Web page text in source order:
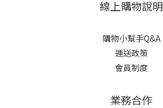
線上購物說明
購物小幫手Q&A
運送政策
會員制度
業務合作